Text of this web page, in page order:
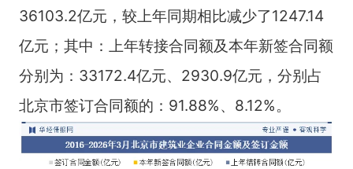
36103.2亿元，较上年同期相比减少了1247.14
亿元；其中：上年转接合同额及本年新签合同额
分别为：33172.4亿元、2930.9亿元，分别占
北京市签订合同额的：91.88%、8.12%。